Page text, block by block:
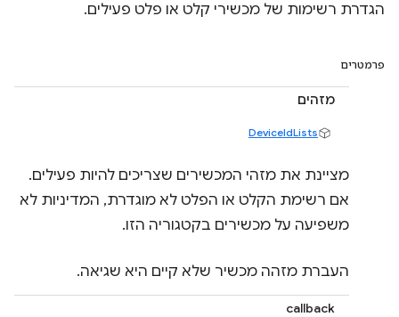
הגדרת רשימות של מכשירי קלט או פלט פעילים.
פרמטרים
מזהים
DeviceIdLists
מציינת את מזהי המכשירים שצריכים להיות פעילים.
אם רשימת הקלט או הפלט לא מוגדרת, המדיניות לא
משפיעה על מכשירים בקטגוריה הזו.
העברת מזהה מכשיר שלא קיים היא שגיאה.
callback